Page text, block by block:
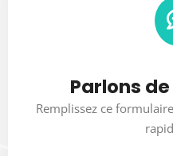
Parlons
Remplissez ce